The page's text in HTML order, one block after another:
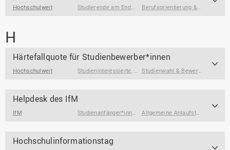
Hochschulweit Studierende am Ende des Studiums ,Absolvent*innen
Berufsorientierung & Profilbildung
H
Härtefallquote für Studienbewerber*innen
Hochschulweit Studieninteressierte, Studierende mit Beeinträchtigung
Studienwahl & Bewerbung
Helpdesk des IfM
IfM Studienanfänger*innen Studierende Allgemeine Anlaufstellen
Hochschulinformationstag